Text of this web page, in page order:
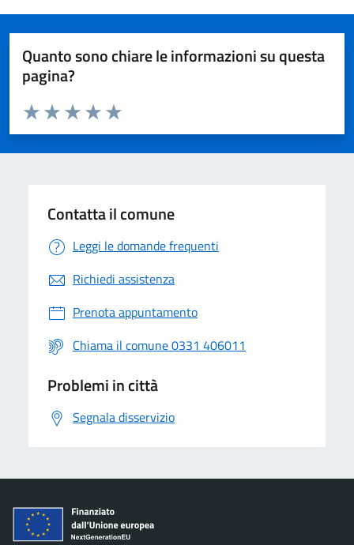
Quanto sono chiare le informazioni su questa
pagina?
Valuta da 1 a 5 stelle la pagina
Valuta 5 stelle su 5
Valuta 4 stelle su 5
Valuta 3 stelle su 5
Valuta 2 stelle su 5
Valuta 1 stelle su 5
Contatta il comune
Leggi le domande frequenti
Richiedi assistenza
Prenota appuntamento
Chiama il comune 0331 406011
Problemi in città
Segnala disservizio